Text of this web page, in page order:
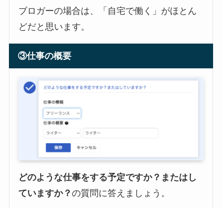
ブロガーの場合は、「自宅で働く」がほとん
どだと思います。
③仕事の概要
どのような仕事をする予定ですか？またはし
ていますか？ の質問に答えましょう。